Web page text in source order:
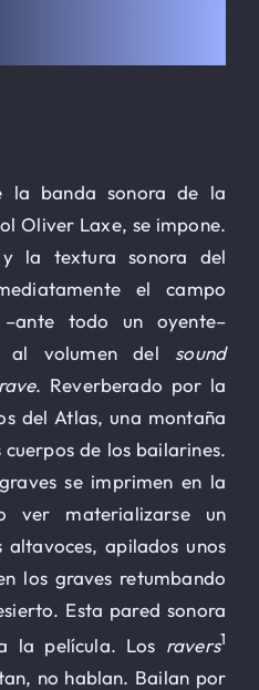
Inscripción
Contacto
la banda sonora de la
Oliver Laxe, se impone.
la textura sonora del
el campo
todo un oyente–
al volumen del sound
rave. Reverberado por la
del Atlas, una montaña
de los bailarines.
se imprimen en la
ver materializarse un
altavoces, apilados unos
los graves retumbando
Esta pared sonora
la película. Los ravers1
no hablan. Bailan por